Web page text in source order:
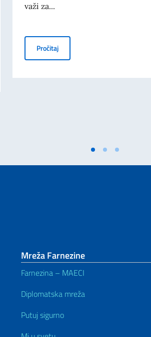
PROJEKATA KOJE PROMOVIŠU
važi za...
PročitajPRESTANAK VAŽENJA
Mreža Farnezine
Farnezina – MAECI
Diplomatska mreža
Putuj sigurno